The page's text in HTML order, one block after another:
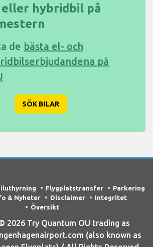
hybridbil på
de bästa el- och
på
SÖK BILAR
Flygplatstransfer
Parkering
& Nyheter Disclaimer
Integritet
Översikt
2026 Try Quantum OU trading as
(also known as